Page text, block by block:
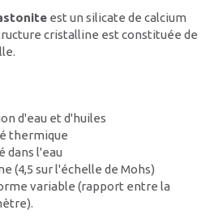
Industries
Contact
d’implantation
de contact
est un silicate de calcium
cristalline est constituée de
d'eau et d'huiles
thermique
dans l'eau
(4,5 sur l'échelle de Mohs)
variable (rapport entre la